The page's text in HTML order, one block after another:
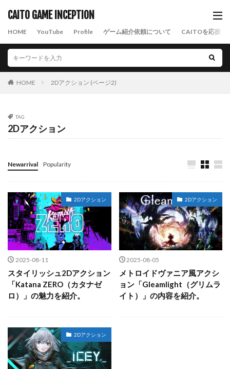
CAITO GAME INCEPTION
HOME YouTube Profile ゲーム紹介依頼について CAITOを応援す
HOME 2Dアクション (ページ2)
TAG
2Dアクション
Newarrival Popularity
2Dアクション
2025-08-11
スタイリッシュ2Dアクション
「Katana ZERO（カタナゼ
ロ）」の魅力を紹介。
2Dアクション
2025-08-05
メトロイドヴァニア風アクシ
ョン「Gleamlight（グリムラ
イト）」の内容を紹介。
2Dアクション